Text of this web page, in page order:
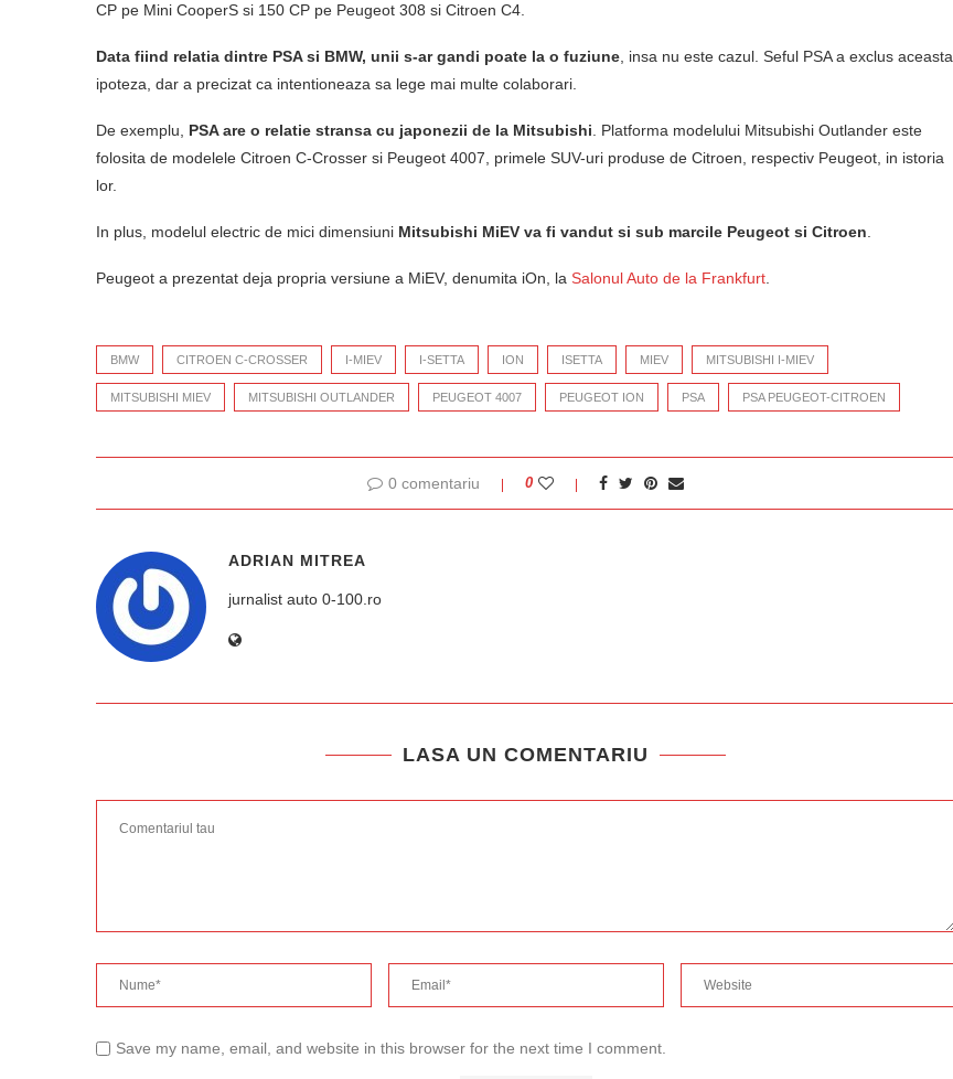
CP pe Mini CooperS si 150 CP pe Peugeot 308 si Citroen C4.
Data fiind relatia dintre PSA si BMW, unii s-ar gandi poate la o fuziune , insa nu este cazul. Seful PSA a exclus aceasta
ipoteza, dar a precizat ca intentioneaza sa lege mai multe colaborari.
De exemplu, PSA are o relatie stransa cu japonezii de la Mitsubishi . Platforma modelului Mitsubishi Outlander este
folosita de modelele Citroen C-Crosser si Peugeot 4007, primele SUV-uri produse de Citroen, respectiv Peugeot, in istoria
lor.
In plus, modelul electric de mici dimensiuni Mitsubishi MiEV va fi vandut si sub marcile Peugeot si Citroen
Peugeot a prezentat deja propria versiune a MiEV, denumita iOn, la Salonul Auto de la Frankfurt
BMW CITROEN C-CROSSER I-MIEV I-SETTA ION ISETTA MIEV MITSUBISHI I-MIEV
MITSUBISHI MIEV MITSUBISHI OUTLANDER PEUGEOT 4007 PEUGEOT ION PSA PSA PEUGEOT-CITROEN
0 comentariu 0
ADRIAN MITREA
jurnalist auto 0-100.ro
LASA UN COMENTARIU
Save my name, email, and website in this browser for the next time I comment.